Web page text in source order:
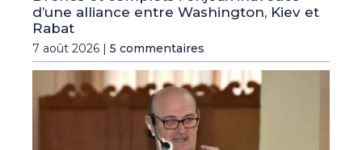
d’une alliance entre Washington, Kiev et
Rabat
7 août 2026 | 5 commentaires